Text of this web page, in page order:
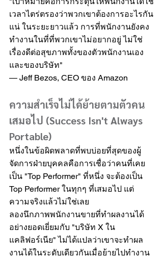
เวลาไตร่ตรองว่าพวกเขาต้องการอะไรกัน
แน่ ในระยะยาวแล้ว การที่พนักงานยังคง
ทำงานในที่ที่พวกเขาไม่อยากอยู่ ไม่ใช่
เรื่องดีต่อสุขภาพทั้งของตัวพนักงานเอง
และของบริษัท"
— Jeff Bezos, CEO ของ Amazon
ความสำเร็จไม่ได้ย้ายตามตัวคน
เสมอไป (Success Isn't Always
Portable)
หนึ่งในข้อผิดพลาดที่พบบ่อยที่สุดของผู้
จัดการฝ่ายบุคคลคือการเชื่อว่าคนที่เคย
เป็น "Top Performer" ที่หนึ่ง จะต้องเป็น
Top Performer ในทุกๆ ที่เสมอไป แต่
ความจริงแล้วไม่ใช่เลย
ลองนึกภาพพนักงานขายที่ทำผลงานได้
อย่างยอดเยี่ยมกับ "บริษัท X ใน
แคลิฟอร์เนีย" ไม่ได้แปลว่าเขาจะทำผล
งานได้ในระดับเดียวกันเมื่อย้ายไปทำงาน